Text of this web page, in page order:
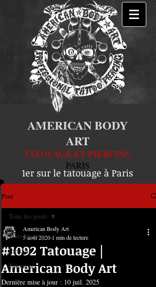
AMERICAN BODY
ART
TATOUAGE ET PIERCING
PARIS
1er sur le tatouage à Paris
Post
Tous les posts
Piercing
Tatouage
Tous les posts
#1092 Tatouage |
American Body Art
American Body Art
5 août 2020 1 min de lecture
Dernière mise à jour : 10 juil. 2025